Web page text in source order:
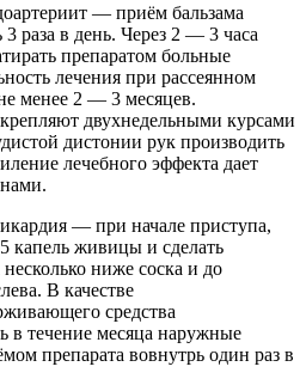
— приём бальзама
раза в день. Через 2 — 3 часа
препаратом больные
лечения при рассеянном
менее 2 — 3 месяцев.
двухнедельными курсами
дистонии рук производить
лечебного эффекта дает
— при начале приступа,
капель живицы и сделать
ниже соска и до
В качестве
средства
в течение месяца наружные
препарата вовнутрь один раз в